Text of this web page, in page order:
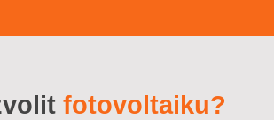
fotovoltaiku?